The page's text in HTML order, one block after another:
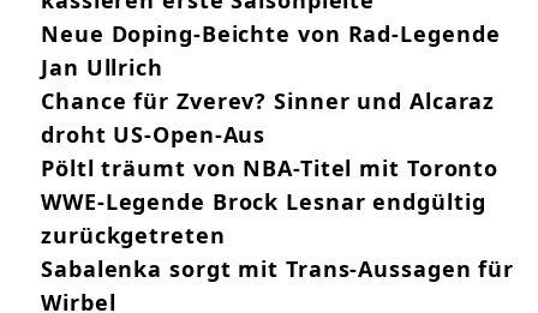
Neue Doping-Beichte von Rad-Legende
Jan Ullrich
Chance für Zverev? Sinner und Alcaraz
droht US-Open-Aus
Pöltl träumt von NBA-Titel mit Toronto
WWE-Legende Brock Lesnar endgültig
zurückgetreten
Sabalenka sorgt mit Trans-Aussagen für
Wirbel